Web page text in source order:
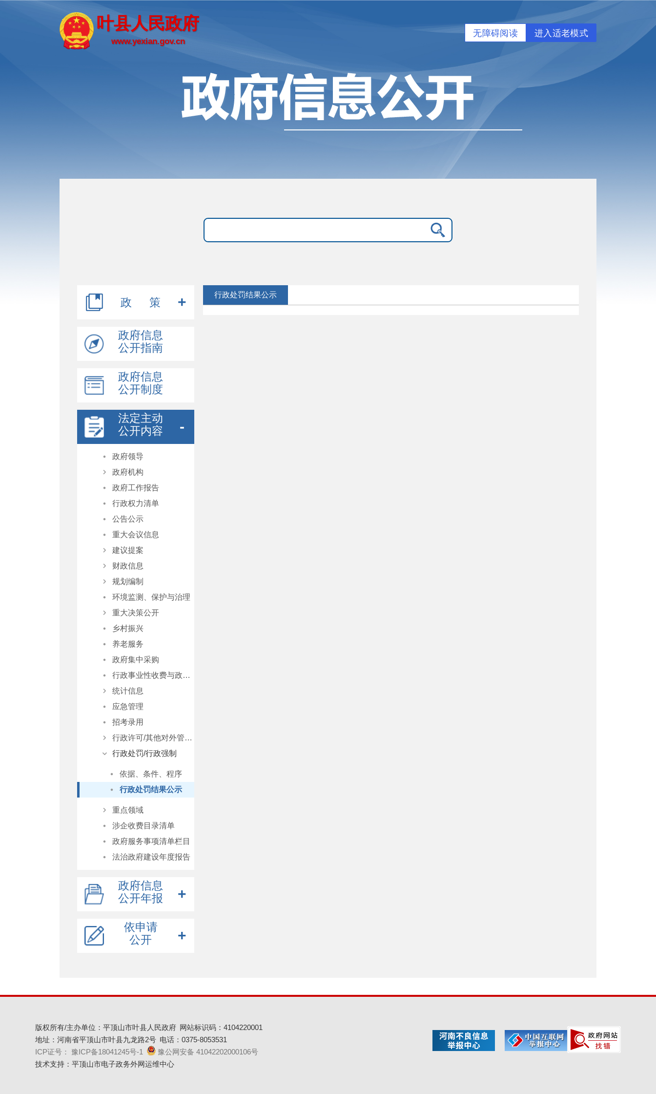
进入适老模式
无障碍阅读
叶县人民政府
www.yexian.gov.cn
政 策
行政规范性文件
其他文件
政策解读
政府信息
公开指南
政府信息
公开制度
法定主动
公开内容
政府领导
政府机构
机构概况
政府工作报告
行政权力清单
公告公示
重大会议信息
建议提案
办理总体情况
人大代表建议
政协委员提案
财政信息
政府预决算
部门预决算
规划编制
规划纲要
规划公示
空间规划
专项规划
环境监测、保护与治理
重大决策公开
决策公开制度
决策公开目录
意见征集
意见反馈
乡村振兴
养老服务
政府集中采购
行政事业性收费与政府性基金清单
统计信息
统计数据
数据分析
统计公报
应急管理
招考录用
行政许可/其他对外管理服务
依据、条件、程序
行政许可结果公示
其他对外管理服务事项结果公示
行政处罚/行政强制
依据、条件、程序
行政处罚结果公示
重点领域
自然资源
食品药品监管
稳岗就业
涉农补贴
社会救助
交通运输
涉企收费目录清单
政府服务事项清单栏目
法治政府建设年度报告
政府信息
公开年报
公开年报
2025
政府网站年度报表
依申请
公开
行政处罚结果公示
版权所有/主办单位：平顶山市叶县人民政府 网站标识码：4104220001
地址：河南省平顶山市叶县九龙路2号 电话：0375-8053531
ICP证号： 豫ICP备18041245号-1
豫公网安备 41042202000106号
技术支持：平顶山市电子政务外网运维中心